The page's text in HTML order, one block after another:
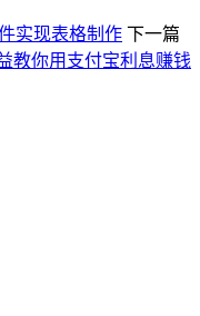
实现表格制作 下一篇
教你用支付宝利息赚钱